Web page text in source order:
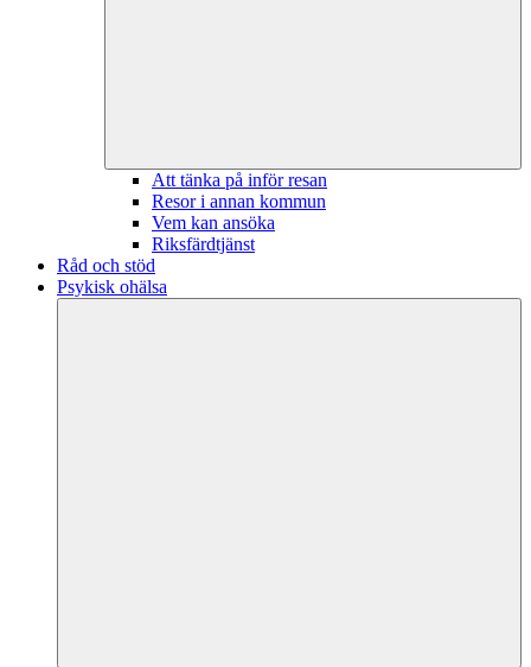
Att tänka på inför resan
Resor i annan kommun
Vem kan ansöka
Riksfärdtjänst
Råd och stöd
Psykisk ohälsa